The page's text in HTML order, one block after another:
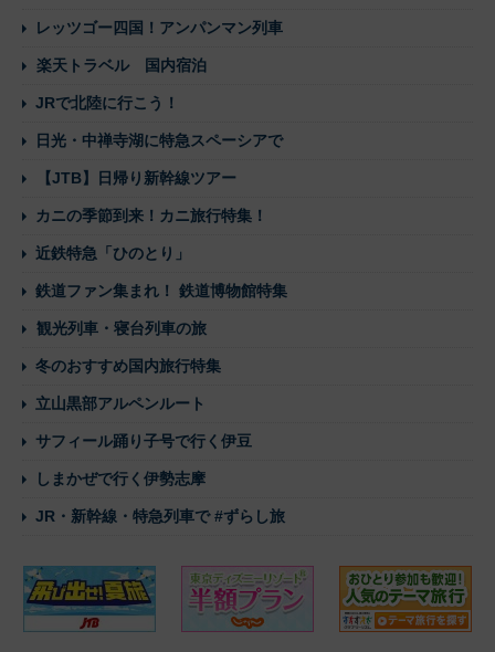
レッツゴー四国！アンパンマン列車
楽天トラベル 国内宿泊
JRで北陸に行こう！
日光・中禅寺湖に特急スペーシアで
【JTB】日帰り新幹線ツアー
カニの季節到来！カニ旅行特集！
近鉄特急「ひのとり」
鉄道ファン集まれ！ 鉄道博物館特集
観光列車・寝台列車の旅
冬のおすすめ国内旅行特集
立山黒部アルペンルート
サフィール踊り子号で行く伊豆
しまかぜで行く伊勢志摩
JR・新幹線・特急列車で #ずらし旅